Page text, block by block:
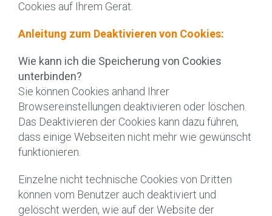
Cookies auf Ihrem Gerät.
Anleitung zum Deaktivieren von Cookies:
Wie kann ich die Speicherung von Cookies
unterbinden?
Sie können Cookies anhand Ihrer
Browsereinstellungen deaktivieren oder löschen.
Das Deaktivieren der Cookies kann dazu führen,
dass einige Webseiten nicht mehr wie gewünscht
funktionieren.
Einzelne nicht technische Cookies von Dritten
können vom Benutzer auch deaktiviert und
gelöscht werden, wie auf der Website der